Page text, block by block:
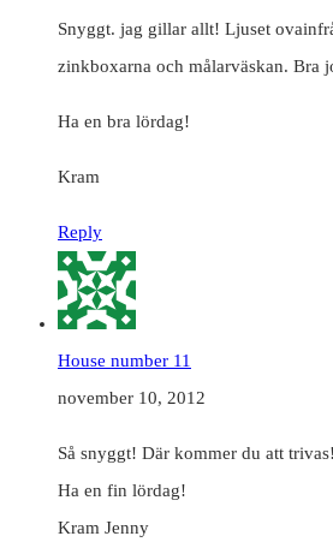
Snyggt. jag gillar allt! Ljuset
zinkboxarna och målarväskan. Bra
Ha en bra lördag!
Kram
Reply
House number 11
november 10, 2012
Så snyggt! Där kommer du att trivas!
Ha en fin lördag!
Kram Jenny